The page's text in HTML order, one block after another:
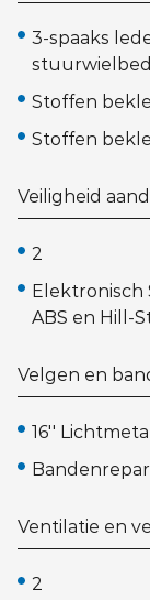
3-spaaks
Stoffen
Stoffen
Veiligheid
2
Elektronisch
ABS en Hill-
Velgen en
16''
Ventilatie en
2